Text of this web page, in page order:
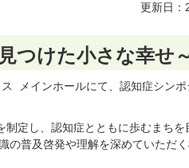
更新日：
つけた小さな幸せ
メインホールにて、認知症シン
定し、認知症とともに歩むまちを
普及啓発や理解を深めていただく